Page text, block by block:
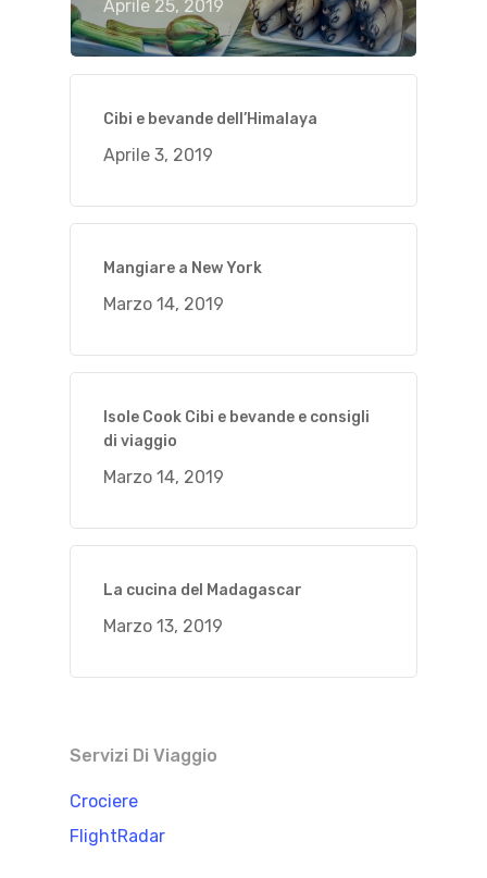
Aprile 25, 2019
Cibi e bevande dell’Himalaya
Aprile 3, 2019
Mangiare a New York
Marzo 14, 2019
Isole Cook Cibi e bevande e consigli
di viaggio
Marzo 14, 2019
La cucina del Madagascar
Marzo 13, 2019
Servizi Di Viaggio
Crociere
FlightRadar